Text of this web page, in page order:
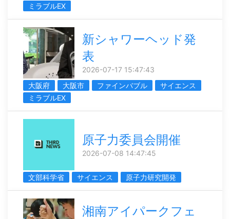
ミラブルEX
新シャワーヘッド発
表
2026-07-17 15:47:43
大阪府
大阪市 ファインバブル
サイエンス
ミラブルEX
原子力委員会開催
2026-07-08 14:47:45
文部科学省 サイエンス 原子力研究開発
湘南アイパークフェ